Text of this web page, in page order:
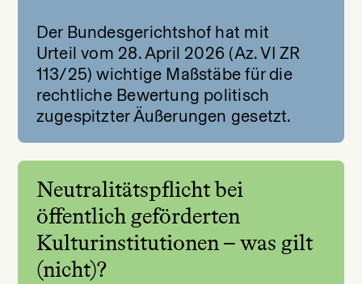
Der Bundesgerichtshof hat mit
Urteil vom 28. April 2026 (Az. VI ZR
113/25) wichtige Maßstäbe für die
rechtliche Bewertung politisch
zugespitzter Äußerungen gesetzt.
Neutralitätspflicht bei
öffentlich geförderten
Kulturinstitutionen – was gilt
(nicht)?